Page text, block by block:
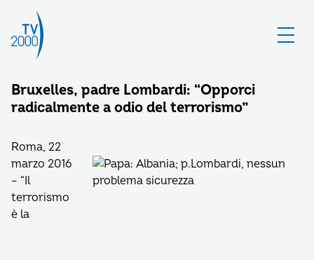
Bruxelles, padre Lombardi: “Opporci
radicalmente a odio del terrorismo”
Roma, 22
marzo 2016
– “Il
terrorismo
è la